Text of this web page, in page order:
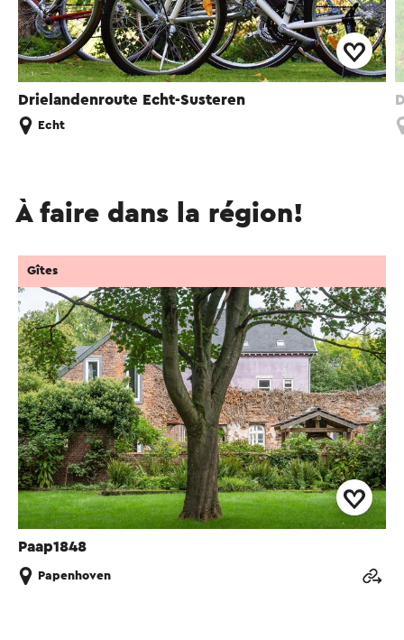
Drielandenroute Echt-Susteren
Echt
À faire dans la région!
Paap1848
Gîtes
Papenhoven